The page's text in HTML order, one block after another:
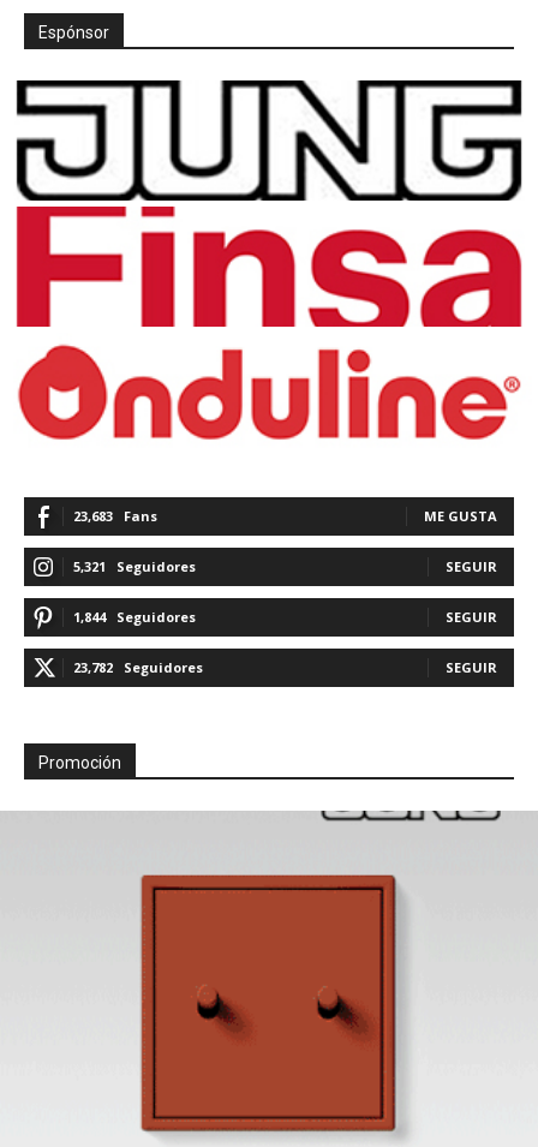
Espónsor
23,683 Fans ME GUSTA
5,321 Seguidores SEGUIR
1,844 Seguidores SEGUIR
23,782 Seguidores SEGUIR
Promoción